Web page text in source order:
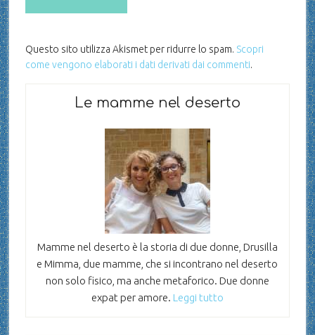
Questo sito utilizza Akismet per ridurre lo spam. Scopri
come vengono elaborati i dati derivati dai commenti.
Le mamme nel deserto
Mamme nel deserto è la storia di due donne, Drusilla
e Mimma, due mamme, che si incontrano nel deserto
non solo fisico, ma anche metaforico. Due donne
expat per amore. Leggi tutto